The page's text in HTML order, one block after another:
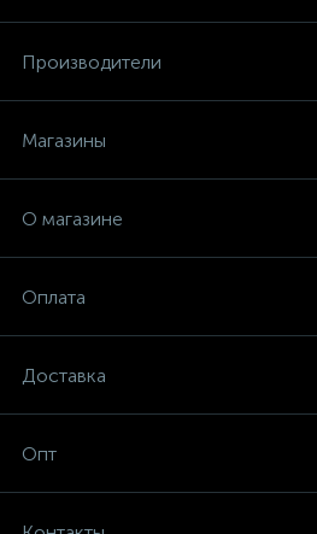
Производители
Магазины
О магазине
Оплата
Доставка
Опт